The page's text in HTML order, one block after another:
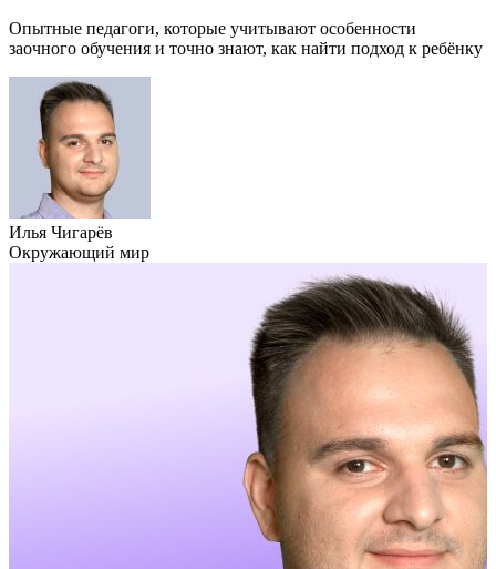
Опытные педагоги, которые учитывают особенности
заочного обучения и точно знают, как найти подход к ребёнку
Илья Чигарёв
Окружающий мир